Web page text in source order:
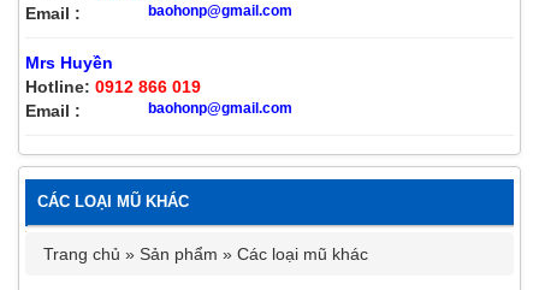
Email :
baohonp@gmail.com
Mrs Huyền
Hotline: 0912 866 019
Email :
baohonp@gmail.com
CÁC LOẠI MŨ KHÁC
Trang chủ » Sản phẩm » Các loại mũ khác